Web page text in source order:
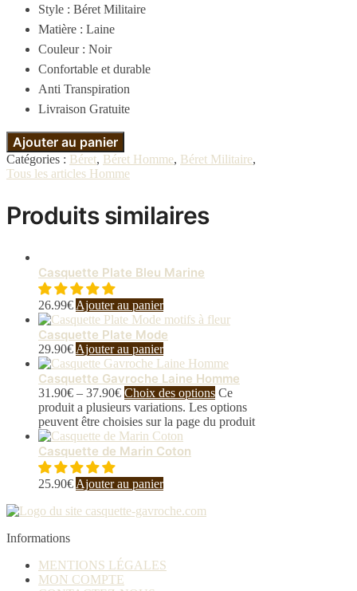
Style : Béret Militaire
Matière : Laine
Couleur : Noir
Confortable et durable
Anti Transpiration
Livraison Gratuite
Ajouter au panier
Catégories : Béret, Béret Homme, Béret Militaire,
Tous les articles Homme
Produits similaires
Casquette Plate Bleu Marine
26.99€ Ajouter au panier
Casquette Plate Mode
29.90€ Ajouter au panier
Casquette Gavroche Laine Homme
31.90€ – 37.90€ Choix des options Ce
produit a plusieurs variations. Les options
peuvent être choisies sur la page du produit
Casquette de Marin Coton
25.90€ Ajouter au panier
Informations
MENTIONS LÉGALES
MON COMPTE